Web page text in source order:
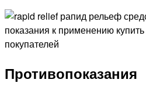
Противопоказания